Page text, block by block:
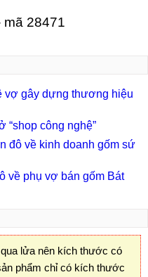
mã 28471
vợ gây dựng thương hiệu
“shop công nghệ”
đô về kinh doanh gốm sứ
về phụ vợ bán gốm Bát
lửa nên kích thước có
phẩm chỉ có kích thước